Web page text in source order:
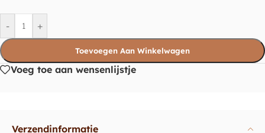
- +
Toevoegen Aan Winkelwagen
Voeg toe aan wensenlijstje
Verzendinformatie